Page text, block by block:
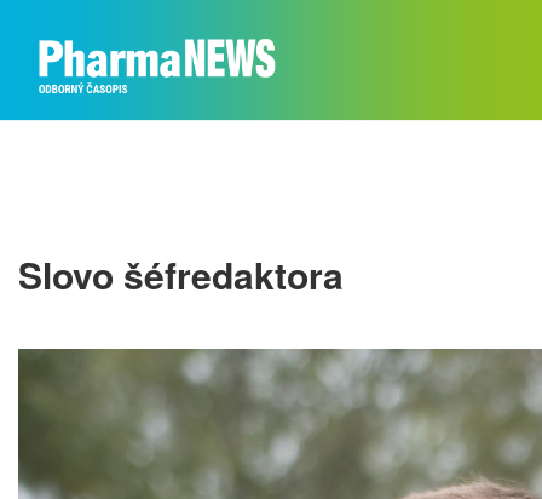
Slovo šéfredaktora